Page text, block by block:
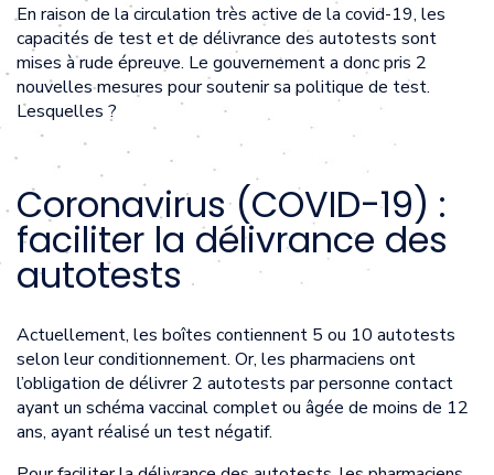
En raison de la circulation très active de la covid-19, les
capacités de test et de délivrance des autotests sont
mises à rude épreuve. Le gouvernement a donc pris 2
nouvelles mesures pour soutenir sa politique de test.
Lesquelles ?
Coronavirus (COVID-19) :
faciliter la délivrance des
autotests
Actuellement, les boîtes contiennent 5 ou 10 autotests
selon leur conditionnement. Or, les pharmaciens ont
l’obligation de délivrer 2 autotests par personne contact
ayant un schéma vaccinal complet ou âgée de moins de 12
ans, ayant réalisé un test négatif.